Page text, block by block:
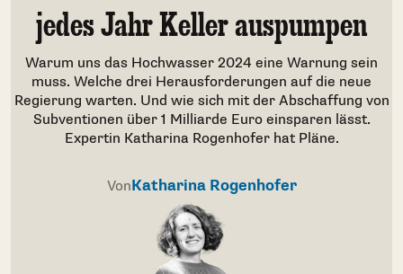
jedes Jahr Keller auspumpen
Warum uns das Hochwasser 2024 eine Warnung sein
muss. Welche drei Herausforderungen auf die neue
Regierung warten. Und wie sich mit der Abschaffung von
Subventionen über 1 Milliarde Euro einsparen lässt.
Expertin Katharina Rogenhofer hat Pläne.
VonKatharina Rogenhofer